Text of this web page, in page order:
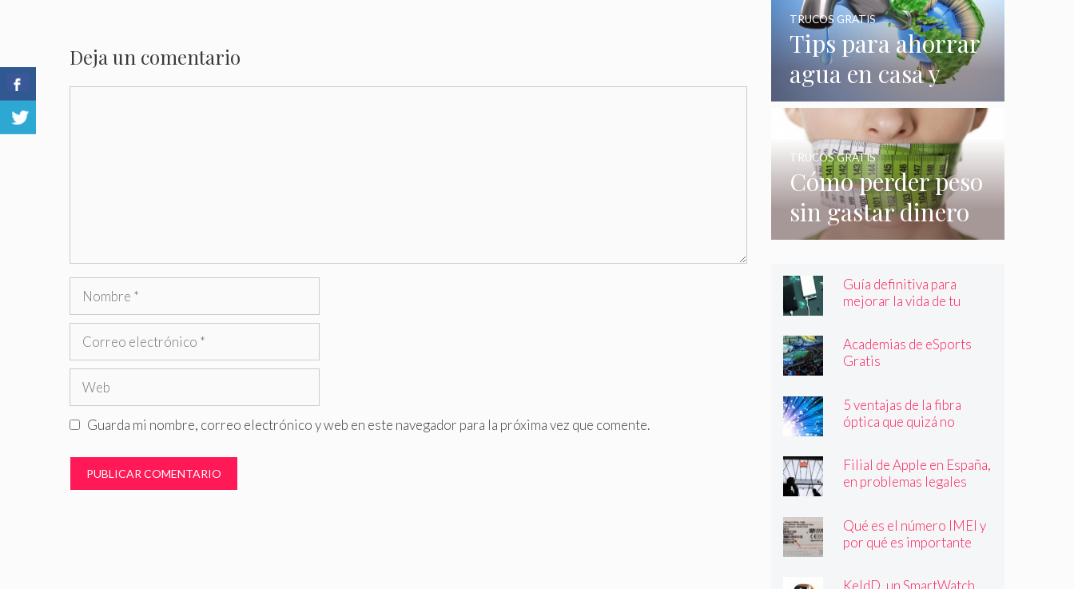
Deja un comentario
Nombre
Correo
Web
Guarda mi nombre, correo electrónico y web en este navegador para la próxima vez que comente.
Tips para ahorrar
agua en casa y
gastar menos en
su consumo
TRUCOS GRATIS
Cómo perder peso
sin gastar dinero
e incluso sin
hacer nada
TRUCOS GRATIS
Guía definitiva para
mejorar la vida de tu
Academias de eSports
Gratis
5 ventajas de la fibra
óptica que quizá no
Filial de Apple en España,
en problemas legales
Qué es el número IMEI y
por qué es importante